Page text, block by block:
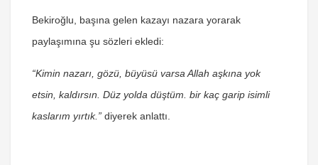
Bekiroğlu, başına gelen kazayı nazara yorarak
paylaşımına şu sözleri ekledi:
“Kimin nazarı, gözü, büyüsü varsa Allah aşkına yok
etsin, kaldırsın. Düz yolda düştüm. bir kaç garip isimli
kaslarım yırtık.” diyerek anlattı.